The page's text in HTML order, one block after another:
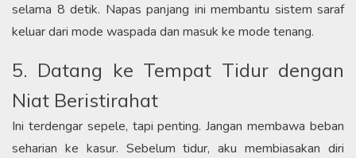
selama 8 detik. Napas panjang ini membantu sistem saraf
keluar dari mode waspada dan masuk ke mode tenang.
5. Datang ke Tempat Tidur dengan
Niat Beristirahat
Ini terdengar sepele, tapi penting. Jangan membawa beban
seharian ke kasur. Sebelum tidur, aku membiasakan diri